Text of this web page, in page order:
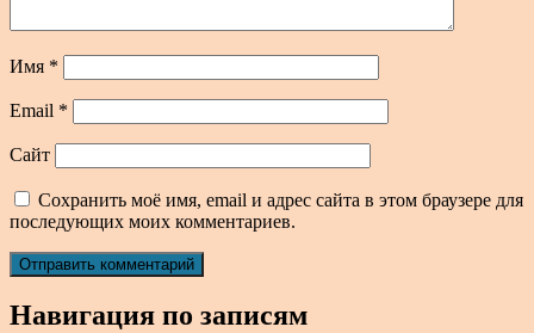
Имя *
Email *
Сайт
Сохранить моё имя, email и адрес сайта в этом браузере для
последующих моих комментариев.
Навигация по записям